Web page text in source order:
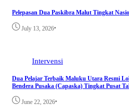
Pelepasan Dua Paskibra Malut Tingkat
July 13, 2026•
Intervensi
Dua Pelajar Terbaik Maluku Utara Resmi
Bendera Pusaka (Capaska) Tingkat Pusat
June 22, 2026•